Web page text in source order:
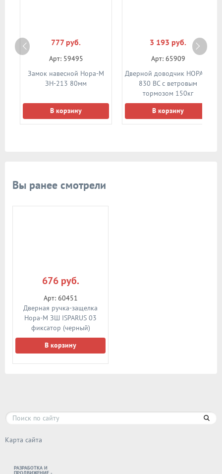
777 руб.
Арт: 59495
Замок навесной Нора-М
ЗН-213 80мм
В корзину
3 193 руб.
Арт: 65909
Дверной доводчик НОРА-M
830 BC с ветровым
тормозом 150кг
(коричневый)
В корзину
Вы ранее смотрели
676 руб.
Арт: 60451
Дверная ручка-защелка
Нора-М ЗШ ISPARUS 03
фиксатор (черный)
В корзину
Карта сайта
РАЗРАБОТКА И
ПРОДВИЖЕНИЕ -